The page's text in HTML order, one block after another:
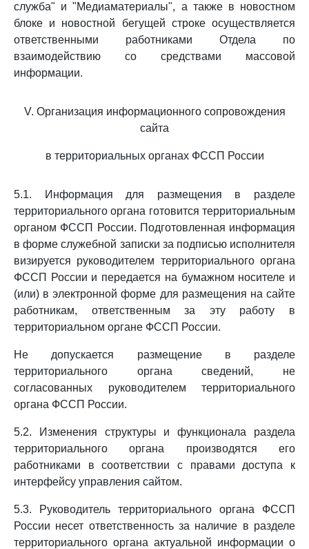
служба" и "Медиаматериалы", а также в новостном
блоке и новостной бегущей строке осуществляется
ответственными работниками Отдела по
взаимодействию со средствами массовой
информации.
V. Организация информационного сопровождения
сайта
в территориальных органах ФССП России
5.1. Информация для размещения в разделе
территориального органа готовится территориальным
органом ФССП России. Подготовленная информация
в форме служебной записки за подписью исполнителя
визируется руководителем территориального органа
ФССП России и передается на бумажном носителе и
(или) в электронной форме для размещения на сайте
работникам, ответственным за эту работу в
территориальном органе ФССП России.
Не допускается размещение в разделе
территориального органа сведений, не
согласованных руководителем территориального
органа ФССП России.
5.2. Изменения структуры и функционала раздела
территориального органа производятся его
работниками в соответствии с правами доступа к
интерфейсу управления сайтом.
5.3. Руководитель территориального органа ФССП
России несет ответственность за наличие в разделе
территориального органа актуальной информации о